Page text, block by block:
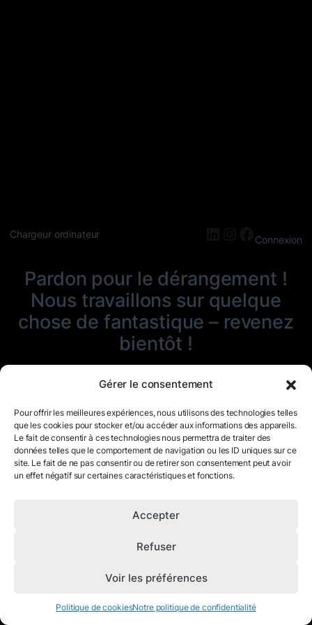
Gérer le consentement
Pour offrir les meilleures expériences, nous utilisons des technologies telles
que les cookies pour stocker et/ou accéder aux informations des appareils.
Le fait de consentir à ces technologies nous permettra de traiter des
données telles que le comportement de navigation ou les ID uniques sur ce
site. Le fait de ne pas consentir ou de retirer son consentement peut avoir
un effet négatif sur certaines caractéristiques et fonctions.
Accepter
Refuser
Voir les préférences
Politique de cookiesNotre politique de confidentialité
Chargeur ordinateur LinkedIn
Instagram
Connexion
Pardon pour le dérangement !
Nous travaillons sur quelque
chose de fantastique – revenez
bientôt !